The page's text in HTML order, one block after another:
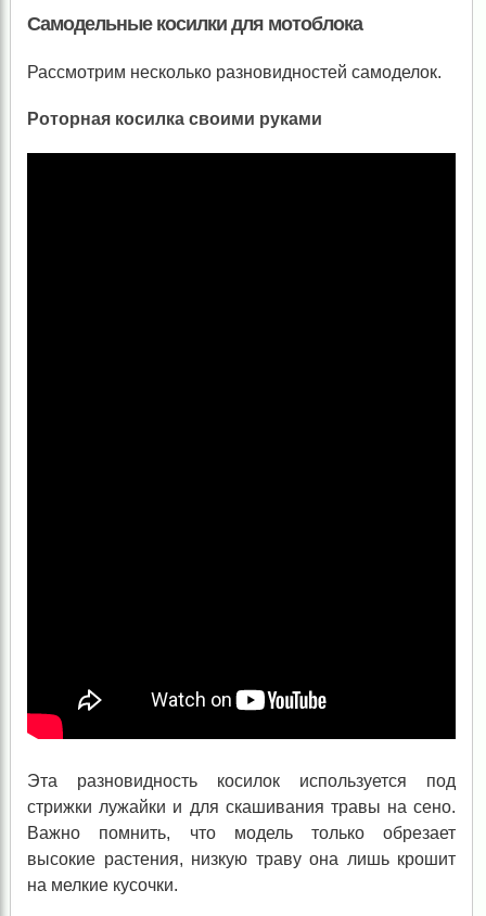
Самодельные косилки для мотоблока
Рассмотрим несколько разновидностей самоделок.
Роторная косилка своими руками
Эта разновидность косилок используется под
стрижки лужайки и для скашивания травы на сено.
Важно помнить, что модель только обрезает
высокие растения, низкую траву она лишь крошит
на мелкие кусочки.